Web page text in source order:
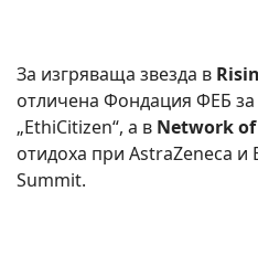
За изгряваща звезда в
отличена Фондация ФЕБ
„EthiCitizen“, а в Network
отидоха при AstraZeneca и
Summit.